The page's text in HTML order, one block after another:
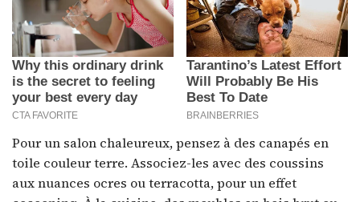
Pour un salon chaleureux, pensez à des canapés en
toile couleur terre. Associez-les avec des coussins
aux nuances ocres ou terracotta, pour un effet